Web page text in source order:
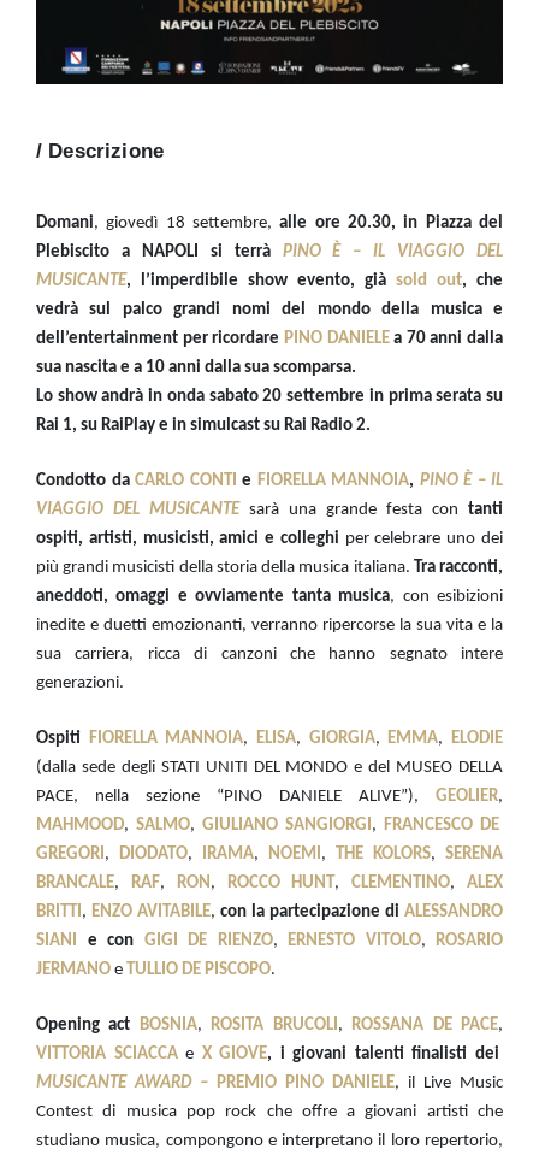
/ Descrizione
Domani, giovedì 18 settembre, alle ore 20.30, in Piazza del
Plebiscito a NAPOLI si terrà PINO È – IL VIAGGIO DEL
MUSICANTE, l’imperdibile show evento, già sold out, che
vedrà sul palco grandi nomi del mondo della musica e
dell’entertainment per ricordare PINO DANIELEa 70 anni dalla
sua nascita e a 10 anni dalla sua scomparsa.
Lo show andrà in onda sabato 20 settembre in prima serata su
Rai 1, su RaiPlay e in simulcast su Rai Radio 2.
Condotto da CARLO CONTI e FIORELLA MANNOIA, PINO È – IL
VIAGGIO DEL MUSICANTE sarà una grande festa con tanti
ospiti, artisti, musicisti, amici e colleghi per celebrare uno dei
più grandi musicisti della storia della musica italiana. Tra racconti,
aneddoti, omaggi e ovviamente tanta musica, con esibizioni
inedite e duetti emozionanti, verranno ripercorse la sua vita e la
sua carriera, ricca di canzoni che hanno segnato intere
generazioni.
Ospiti FIORELLA MANNOIA, ELISA, GIORGIA, EMMA, ELODIE
(dalla sede degli STATI UNITI DEL MONDO e del MUSEO DELLA
PACE, nella sezione “PINO DANIELE ALIVE”), GEOLIER,
MAHMOOD, SALMO, GIULIANO SANGIORGI , FRANCESCO DE
GREGORI , DIODATO, IRAMA, NOEMI , THE KOLORS, SERENA
BRANCALE, RAF, RON , ROCCO HUNT, CLEMENTINO,ALEX
BRITTI , ENZO AVITABILE, con la partecipazione di ALESSANDRO
SIANI e con GIGI DE RIENZO, ERNESTO VITOLO,
ROSARIO
JERMANO e TULLIO DE PISCOPO.
Opening act BOSNIA, ROSITA BRUCOLI , ROSSANA DE PACE,
VITTORIA SCIACCA e X GIOVE, i giovani talenti finalisti dei
MUSICANTE AWARD – PREMIO PINO DANIELE, il Live Music
Contest di musica pop rock che offre a giovani artisti che
studiano musica, compongono e interpretano il loro repertorio,